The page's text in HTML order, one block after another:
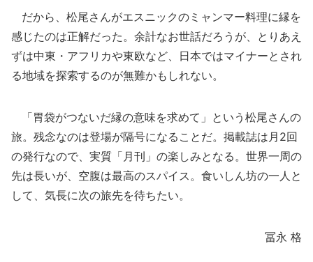
だから、松尾さんがエスニックのミャンマー料理に縁を
感じたのは正解だった。余計なお世話だろうが、とりあえ
ずは中東・アフリカや東欧など、日本ではマイナーとされ
る地域を探索するのが無難かもしれない。
「胃袋がつないだ縁の意味を求めて」という松尾さんの
旅。残念なのは登場が隔号になることだ。掲載誌は月2回
の発行なので、実質「月刊」の楽しみとなる。世界一周の
先は長いが、空腹は最高のスパイス。食いしん坊の一人と
して、気長に次の旅先を待ちたい。
冨永 格